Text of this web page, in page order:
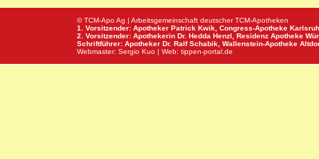
© TCM-Apo Ag | Arbeitsgemeinschaft deutscher TCM-Apotheken
1. Vorsitzender: Apotheker Patrick Kwik, Congress-Apotheke
2. Vorsitzender: Apothekerin Dr. Hedda Henzl, Residenz Apotheke
Schriftführer: Apotheker Dr. Ralf Schabik, Wallenstein-Apotheke
Webmaster: Sergio Kuo | Web: tippen-portal.de